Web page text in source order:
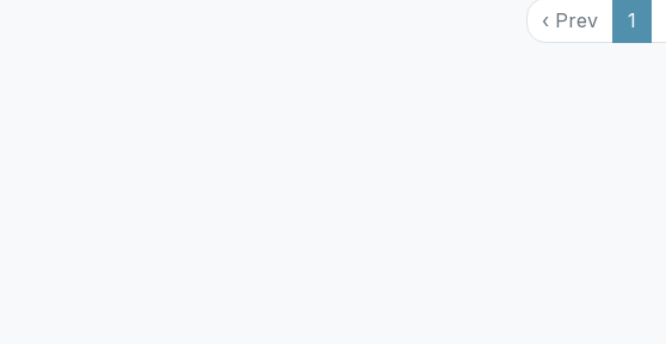
‹ Prev 1